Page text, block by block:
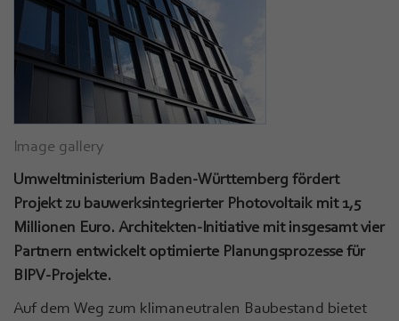
Image gallery
Umweltministerium Baden-Württemberg fördert
Projekt zu bauwerksintegrierter Photovoltaik mit 1,5
Millionen Euro. Architekten-Initiative mit insgesamt vier
Partnern entwickelt optimierte Planungsprozesse für
BIPV-Projekte.
Auf dem Weg zum klimaneutralen Baubestand bietet